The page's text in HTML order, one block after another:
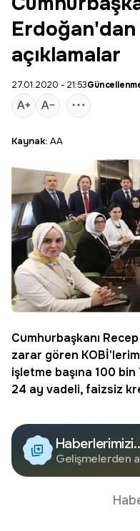
açıklamalar
27.01.2020 - 21:53
Kaynak: AA
Cumhurbaşkanı
zarar gören
işletme başına 100
24 ay vadeli, faizsiz
Haberlerimizi
Google'da
Edin
Gelişmelerden